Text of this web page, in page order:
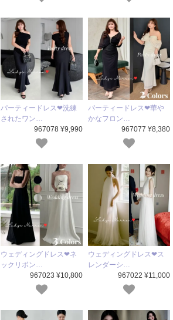
パーティードレス❤洗練
されたワン…
967078 ¥9,990
パーティードレス❤華や
かなフロン…
967077 ¥8,380
ウェディングドレス❤ネ
ックリボン…
967023 ¥10,800
ウェディングドレス❤ス
レンダーシ…
967022 ¥11,000